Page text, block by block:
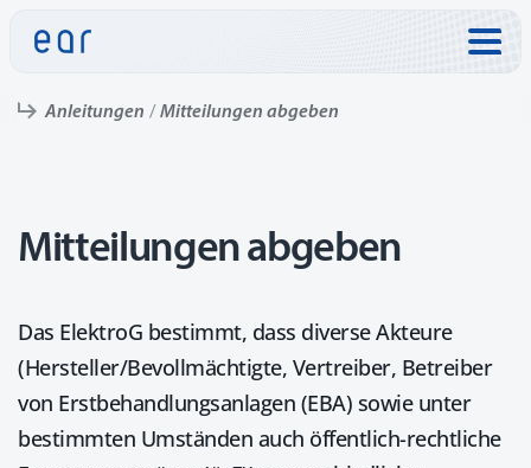
Anleitungen Mitteilungen abgeben
Mitteilungen abgeben
Das ElektroG bestimmt, dass diverse Akteure
(Hersteller/Bevollmächtigte, Vertreiber, Betreiber
von Erstbehandlungsanlagen (EBA) sowie unter
bestimmten Umständen auch öffentlich-rechtliche